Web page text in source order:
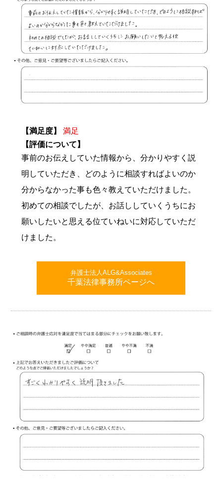
【満足度】
満足
【評価について】
事前のお伝えしていた情報から、分かりやすく説
明していただき、どのように相談すればよいのか
分からなかった事も色々教えていただけました。
初めての相談でしたが、お話ししていくうちにお
願いしたいと思える位ていねいに対応していただ
けました。
弁護士法人ALG&Associates
千葉法律事務所ページへ